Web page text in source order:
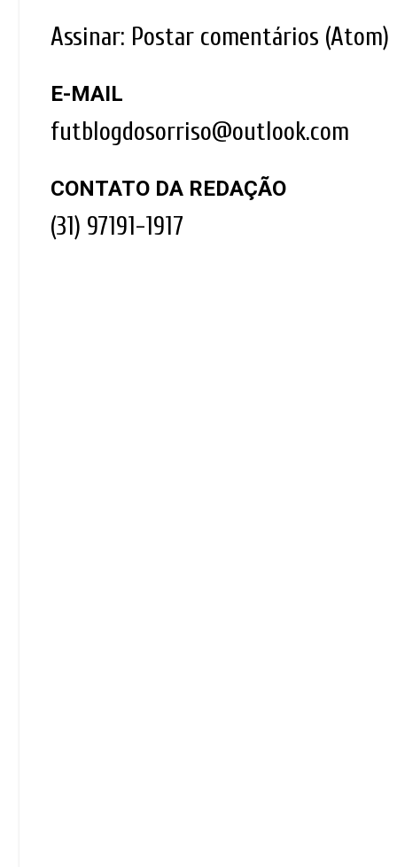
Assinar: Postar comentários (Atom)
E-MAIL
futblogdosorriso@outlook.com
CONTATO DA REDAÇÃO
(31) 97191-1917